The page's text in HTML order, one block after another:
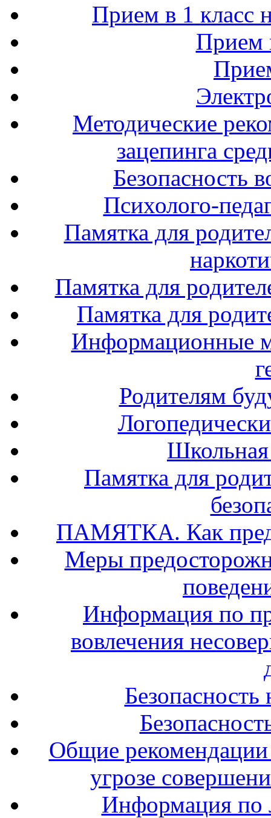
Прием в 1 класс
Прием
Методические
зацепинга
Безопасность
Психолого-
Памятка для
Памятка для
Памятка для
Информационные
Родителям
Памятка для
ПАМЯТКА. Как
Меры
Информация по
вовлечения
Безопасность
Общие
угрозе
Информация по